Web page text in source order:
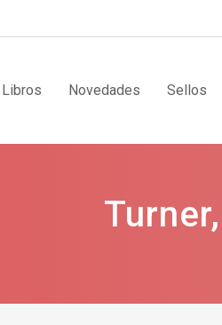
Libros Novedades Sellos